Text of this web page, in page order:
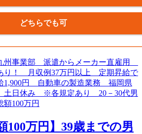
どちらでも可
100万円】39歳までの男